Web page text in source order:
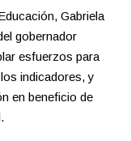
Gabriela
gobernador
esfuerzos para
indicadores, y
en beneficio de